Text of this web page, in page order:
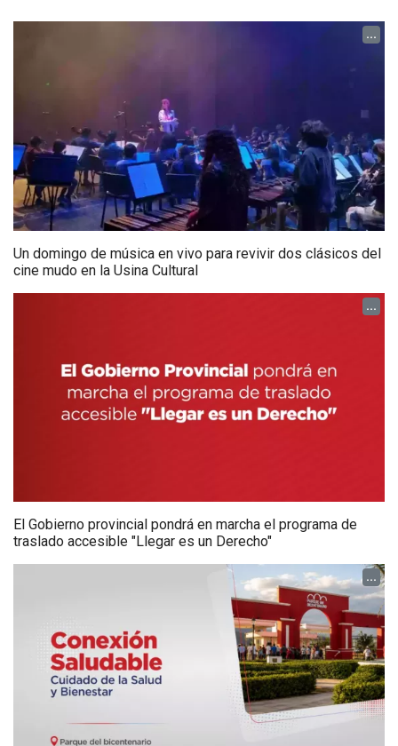
...
Un domingo de música en vivo para revivir dos clásicos del
cine mudo en la Usina Cultural
...
El Gobierno provincial pondrá en marcha el programa de
traslado accesible "Llegar es un Derecho"
...